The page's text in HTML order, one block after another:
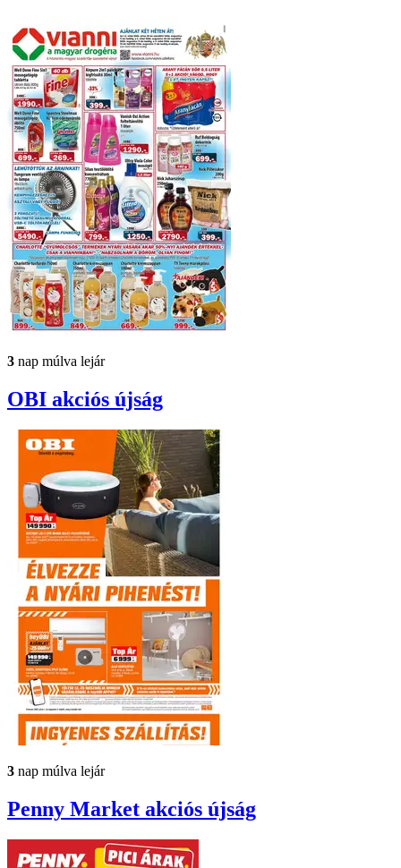
3 nap múlva lejár
OBI akciós újság
3 nap múlva lejár
Penny Market akciós újság